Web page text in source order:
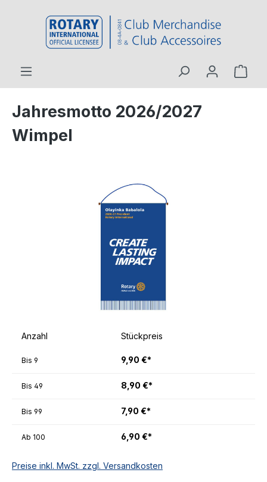
Jahresmotto 2026/2027
Wimpel
Anzahl Stückpreis
Bis 9 9,90 €*
Bis 49 8,90 €*
Bis 99 7,90 €*
Ab 100 6,90 €*
Preise inkl. MwSt. zzgl. Versandkosten